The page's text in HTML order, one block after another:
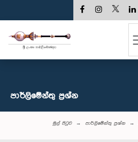
පාර්ලි‌මේන්තු‌ ප්‍රශ්න
මුල් පිටුව පාර්ලි‌මේන්තු‌ ප්‍රශ්න